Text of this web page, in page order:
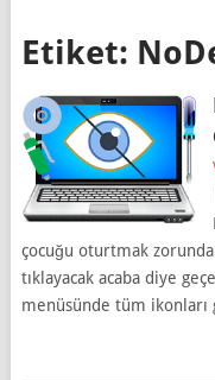
Etiket:
çocuğu oturtmak zorunda
tıklayacak acaba diye
menüsünde tüm